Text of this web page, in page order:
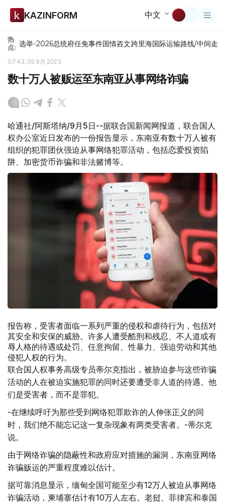
KAZINFORM 中文
热
点: 选举-2026总统府任免事件国情咨文跨里海国际运输路线/中间走廊
07:43, 05 9月 2023
数十万人被贩运至东南亚从事网络诈骗
哈通社/阿斯塔纳/9月5日--据联合国新闻网报道，联合国人
权办公室近日发布的一份报告显示，东南亚有数十万人被有
组织的犯罪团伙强迫从事网络犯罪活动，包括恋爱投资陷
阱、加密货币诈骗和非法赌博等。
报告称，受害者面临一系列严重的侵权和虐待行为，包括对
其安全和安保的威胁。许多人遭受酷刑和残忍、不人道或有
辱人格的待遇或处罚、任意拘留、性暴力、强迫劳动和其他
侵犯人权的行为。
联合国人权事务高级专员蒂尔克指出，被胁迫参与这些诈骗
活动的人在被迫实施犯罪的同时还要遭受非人道的待遇。他
们是受害者，而不是罪犯。
-在继续呼吁为那些受到网络犯罪欺诈的人伸张正义的同
时，我们绝不能忘记这一复杂现象有两类受害者。-蒂尔克
说。
由于网络诈骗的隐蔽性和政府应对措施的漏洞，东南亚网络
诈骗贩运的严重程度难以估计。
据可靠消息显示，缅甸全国可能至少有12万人被迫从事网络
诈骗活动，柬埔寨估计有10万人左右。老挝、菲律宾和泰国